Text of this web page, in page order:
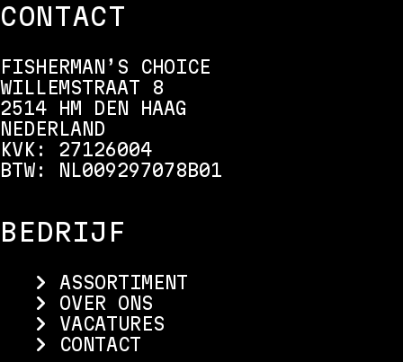
CONTACT
FISHERMAN’S CHOICE
WILLEMSTRAAT 8
2514 HM DEN HAAG
NEDERLAND
KVK: 27126004
BTW: NL009297078B01
BEDRIJF
ASSORTIMENT
OVER ONS
VACATURES
CONTACT